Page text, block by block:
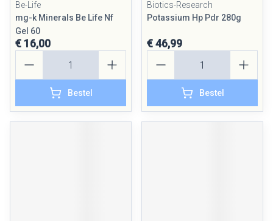
Be-Life
mg-k Minerals Be Life Nf
Gel 60
€ 16,00
Bestel
Biotics-Research
Potassium Hp Pdr 280g
€ 46,99
Bestel